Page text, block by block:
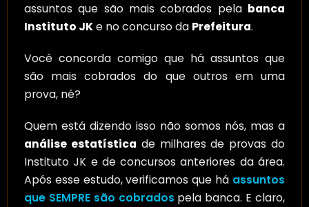
assuntos que são mais cobrados pela banca
Instituto JKe no concurso da Prefeitura.
Você concorda comigo que há assuntos que
são mais cobrados do que outros em uma
prova, né?
Quem está dizendo isso não somos nós, mas a
análise estatística de milhares de provas do
Instituto JK e de concursos anteriores da área.
Após esse estudo, verificamos que há assuntos
que SEMPRE são cobrados pela banca. E claro,